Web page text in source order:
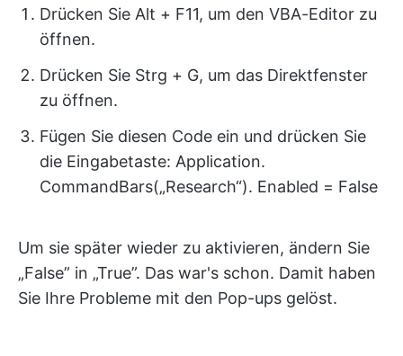
Drücken Sie Alt + F11, um den VBA-Editor zu
öffnen.
Drücken Sie Strg + G, um das Direktfenster
zu öffnen.
Fügen Sie diesen Code ein und drücken Sie
die Eingabetaste: Application.
CommandBars(„Research“). Enabled = False
Um sie später wieder zu aktivieren, ändern Sie
„False” in „True”. Das war's schon. Damit haben
Sie Ihre Probleme mit den Pop-ups gelöst.